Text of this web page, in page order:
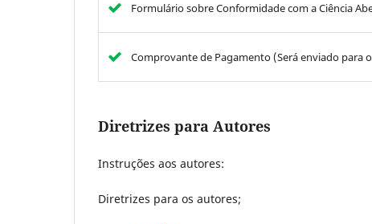
Formulário sobre Conformidade com a Ciência
Comprovante de Pagamento (Será enviado para
Diretrizes para Autores
Instruções aos autores:
Diretrizes para os autores;